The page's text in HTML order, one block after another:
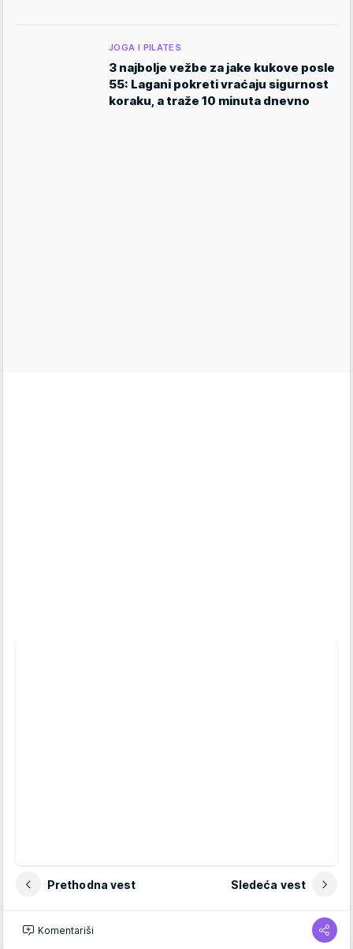
JOGA I PILATES
3 najbolje vežbe za jake kukove posle
55: Lagani pokreti vraćaju sigurnost
koraku, a traže 10 minuta dnevno
Prethodna vest Sledeća vest
TAGOVI
Komentariši